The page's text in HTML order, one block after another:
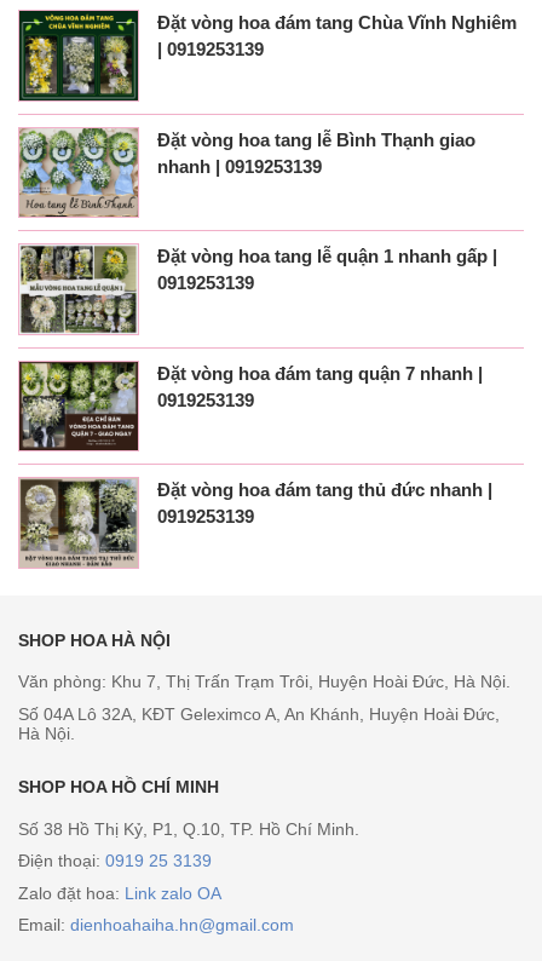
Đặt vòng hoa đám tang Chùa Vĩnh Nghiêm
| 0919253139
Đặt vòng hoa tang lễ Bình Thạnh giao
nhanh | 0919253139
Đặt vòng hoa tang lễ quận 1 nhanh gấp |
0919253139
Đặt vòng hoa đám tang quận 7 nhanh |
0919253139
Đặt vòng hoa đám tang thủ đức nhanh |
0919253139
SHOP HOA HÀ NỘI
Văn phòng: Khu 7, Thị Trấn Trạm Trôi, Huyện Hoài Đức, Hà Nội.
Số 04A Lô 32A, KĐT Geleximco A, An Khánh, Huyện Hoài Đức,
Hà Nội.
SHOP HOA HỒ CHÍ MINH
Số 38 Hồ Thị Kỷ, P1, Q.10, TP. Hồ Chí Minh.
Điện thoại: 0919 25 3139
Zalo đặt hoa: Link zalo OA
Email: dienhoahaiha.hn@gmail.com